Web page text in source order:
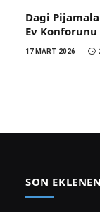
Dagi
Ev
17 MART 2026
SON